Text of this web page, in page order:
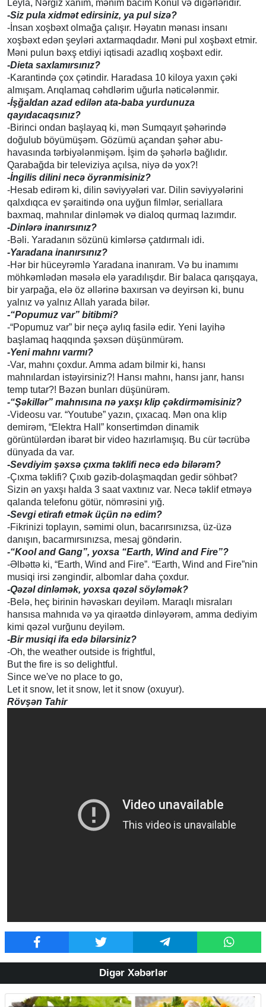
Leyla, Nərgiz xanım, mənim bacım Könül və digərləridir.
-Siz pula xidmət edirsiniz, ya pul sizə?
-İnsan xoşbəxt olmağa çalışır. Həyatın mənası insanı
xoşbəxt edən şeyləri axtarmaqdadır. Məni pul xoşbəxt etmir.
Məni pulun bəxş etdiyi iqtisadi azadlıq xoşbəxt edir.
-Dieta saxlamırsınız?
-Karantində çox çətindir. Haradasa 10 kiloya yaxın çəki
almışam. Arıqlamaq cəhdlərim uğurla nəticələnmir.
-İşğaldan azad edilən ata-baba yurdunuza
qayıdacaqsınız?
-Birinci ondan başlayaq ki, mən Sumqayıt şəhərində
doğulub böyümüşəm. Gözümü açandan şəhər abu-
havasında tərbiyələnmişəm. İşim də şəhərlə bağlıdır.
Qarabağda bir televiziya açılsa, niyə də yox?!
-İngilis dilini necə öyrənmisiniz?
-Hesab edirəm ki, dilin səviyyələri var. Dilin səviyyələrini
qalxdıqca ev şəraitində ona uyğun filmlər, seriallara
baxmaq, mahnılar dinləmək və dialoq qurmaq lazımdır.
-Dinlərə inanırsınız?
­-Bəli. Yaradanın sözünü kimlərsə çatdırmalı idi.
-Yaradana inanırsınız?
-Hər bir hüceyrəmlə Yaradana inanıram. Və bu inamımı
möhkəmlədən məsələ elə yaradılışdır. Bir balaca qarışqaya,
bir yarpağa, elə öz əllərinə baxırsan və deyirsən ki, bunu
yalnız və yalnız Allah yarada bilər.
-“Popumuz var” bitibmi?
-“Popumuz var” bir neçə aylıq fasilə edir. Yeni layihə
başlamaq haqqında şəxsən düşünmürəm.
-Yeni mahnı varmı?
-Var, mahnı çoxdur. Amma adam bilmir ki, hansı
mahnılardan istəyirsiniz?! Hansı mahnı, hansı janr, hansı
temp tutar?! Bəzən bunları düşünürəm.
-“Şəkillər” mahnısına nə yaxşı klip çəkdirməmisiniz?
-Videosu var. “Youtube” yazın, çıxacaq. Mən ona klip
demirəm, “Elektra Hall” konsertimdən dinamik
görüntülərdən ibarət bir video hazırlamışıq. Bu cür təcrübə
dünyada da var.
-Sevdiyim şəxsə çıxma təklifi necə edə bilərəm?
-Çıxma təklifi? Çıxıb gəzib-dolaşmaqdan gedir söhbət?
Sizin ən yaxşı halda 3 saat vaxtınız var. Necə təklif etməyə
qalanda telefonu götür, nömrəsini yığ.
-Sevgi etirafı etmək üçün nə edim?
-Fikrinizi toplayın, səmimi olun, bacarırsınızsa, üz-üzə
danışın, bacarmırsınızsa, mesaj göndərin.
-“Kool and Gang”, yoxsa “Earth, Wind and Fire”?
-Əlbəttə ki, “Earth, Wind and Fire”. “Earth, Wind and Fire”nin
musiqi irsi zəngindir, albomlar daha çoxdur.
-Qəzəl dinləmək, yoxsa qəzəl söyləmək?
-Belə, heç birinin həvəskarı deyiləm. Maraqlı misraları
hansısa mahnıda və ya qiraətdə dinləyərəm, amma dediyim
kimi qəzəl vurğunu deyiləm.
-Bir musiqi ifa edə bilərsiniz?
-Oh, the weather outside is frightful,
But the fire is so delightful.
Since we've no place to go,
Let it snow, let it snow, let it snow (oxuyur).
Rövşən Tahir
Digər Xəbərlər